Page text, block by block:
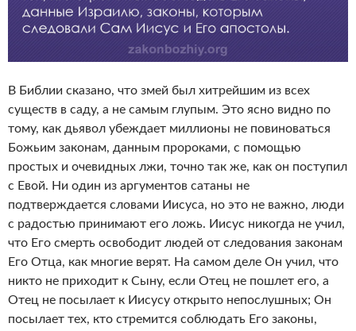
В Библии сказано, что змей был хитрейшим из всех
существ в саду, а не самым глупым. Это ясно видно по
тому, как дьявол убеждает миллионы не повиноваться
Божьим законам, данным пророками, с помощью
простых и очевидных лжи, точно так же, как он поступил
с Евой. Ни один из аргументов сатаны не
подтверждается словами Иисуса, но это не важно, люди
с радостью принимают его ложь. Иисус никогда не учил,
что Его смерть освободит людей от следования законам
Его Отца, как многие верят. На самом деле Он учил, что
никто не приходит к Сыну, если Отец не пошлет его, а
Отец не посылает к Иисусу открыто непослушных; Он
посылает тех, кто стремится соблюдать Его законы,